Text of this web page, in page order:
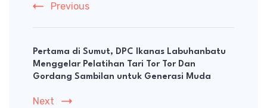
Previous
Pertama di Sumut, DPC Ikanas Labuhanbatu
Menggelar Pelatihan Tari Tor Tor Dan
Gordang Sambilan untuk Generasi Muda
Next